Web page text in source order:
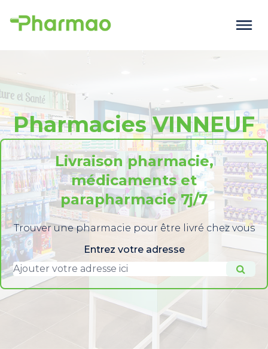
Pharmacies VINNEUF
Livraison pharmacie,
médicaments et
parapharmacie 7j/7
Trouver une pharmacie pour être livré chez vous
Entrez votre adresse